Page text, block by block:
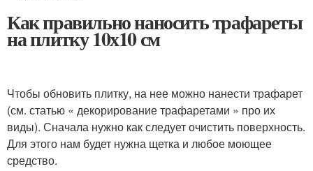
Как правильно наносить трафареты
на плитку 10х10 см
Чтобы обновить плитку, на нее можно нанести трафарет
(см. статью « декорирование трафаретами » про их
виды). Сначала нужно как следует очистить поверхность.
Для этого нам будет нужна щетка и любое моющее
средство.